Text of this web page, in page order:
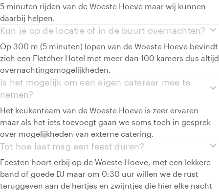
5 minuten rijden van de Woeste Hoeve maar wij kunnen
daarbij helpen.
expand_more
Kun je op de locatie of in de buurt overnachten?
Op 300 m (5 minuten) lopen van de Woeste Hoeve bevindt
zich een Fletcher Hotel met meer dan 100 kamers dus altijd
overnachtingsmogelijkheden.
expand_more
Is het mogelijk om een eigen cateraar mee te
nemen?
Het keukenteam van de Woeste Hoeve is zeer ervaren
maar als het iets toevoegt gaan we soms toch in gesprek
over mogelijkheden van externe catering.
expand_more
Tot hoe laat mag een feest duren?
Feesten hoort erbij op de Woeste Hoeve, met een lekkere
band of goede DJ maar om 0:30 uur willen we de rust
teruggeven aan de hertjes en zwijntjes die hier elke nacht